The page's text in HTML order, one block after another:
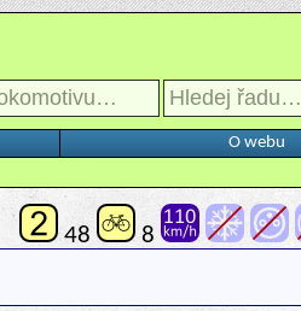
O webu
48 8